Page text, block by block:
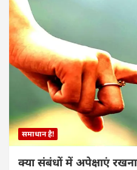
समाधान है!
क्या संबंधों में अपेक्षाएं